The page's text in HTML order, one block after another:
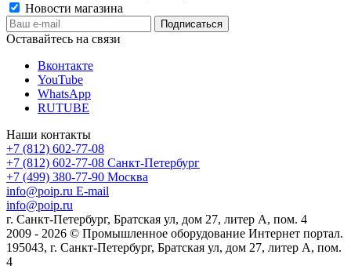
Новости магазина
Оставайтесь на связи
Вконтакте
YouTube
WhatsApp
RUTUBE
Наши контакты
+7 (812) 602-77-08
+7 (812) 602-77-08 Санкт-Петербург
+7 (499) 380-77-90 Москва
info@poip.ru E-mail
info@poip.ru
г. Санкт-Петербург, Братская ул, дом 27, литер А, пом. 4
2009 - 2026 © Промышленное оборудование Интернет портал.
195043, г. Санкт-Петербург, Братская ул, дом 27, литер А, пом.
4